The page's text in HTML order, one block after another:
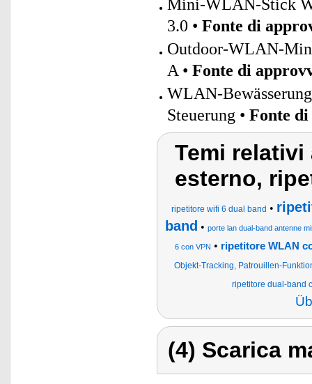
Mini-WLAN-Stick
3.0 • Fonte di
Outdoor-WLAN-
A • Fonte di
WLAN-
Steuerung • Fonte
Temi
esterno,
ripetitore wifi 6 dual band •
band • porte lan dual-band antenne
6 con VPN • ripetitore WLAN
Objekt-Tracking, Patrouillen-
ripetitore dual-band
(4) Scarica